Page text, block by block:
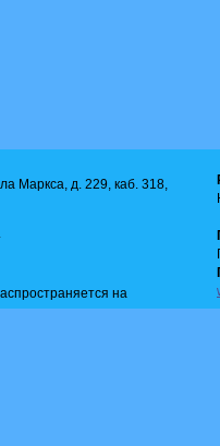
Маркса, д. 229, каб. 318,
на